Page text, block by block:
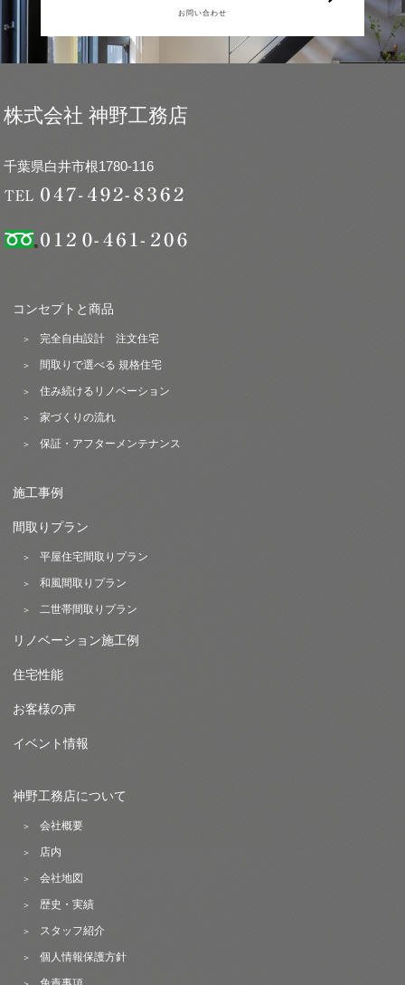
お問い合わせ
株式会社 神野工務店
千葉県白井市根1780-116
コンセプトと商品
完全自由設計 注文住宅
間取りで選べる 規格住宅
住み続けるリノベーション
家づくりの流れ
保証・アフターメンテナンス
施工事例
間取りプラン
平屋住宅間取りプラン
和風間取りプラン
二世帯間取りプラン
リノベーション施工例
住宅性能
お客様の声
イベント情報
神野工務店について
会社概要
店内
会社地図
歴史・実績
スタッフ紹介
個人情報保護方針